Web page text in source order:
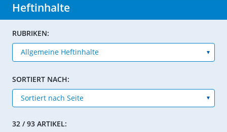
Heftinhalte
RUBRIKEN:
SORTIERT NACH:
32 / 93 ARTIKEL: